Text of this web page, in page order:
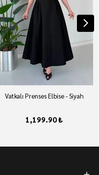
Vatkalı Prenses Elbise - Siyah
1,199.90 ₺